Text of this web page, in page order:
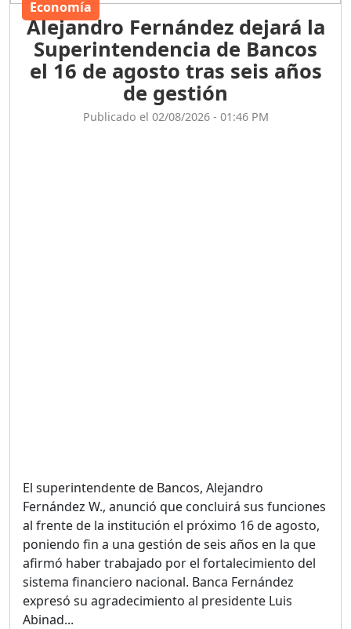
Economía
Alejandro Fernández dejará la
Superintendencia de Bancos
el 16 de agosto tras seis años
de gestión
Publicado el 02/08/2026 - 01:46 PM
El superintendente de Bancos, Alejandro
Fernández W., anunció que concluirá sus funciones
al frente de la institución el próximo 16 de agosto,
poniendo fin a una gestión de seis años en la que
afirmó haber trabajado por el fortalecimiento del
sistema financiero nacional. Banca Fernández
expresó su agradecimiento al presidente Luis
Abinad...